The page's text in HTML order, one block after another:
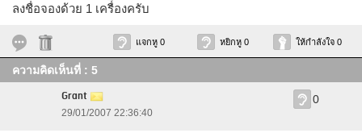
ลงชื่อจองด้วย 1 เครื่ืองครับ
แจกหู 0 หยิกหู 0 ให้กำลังใจ 0
ความคิดเห็นที่ : 5
Grant
29/01/2007 22:36:40
0